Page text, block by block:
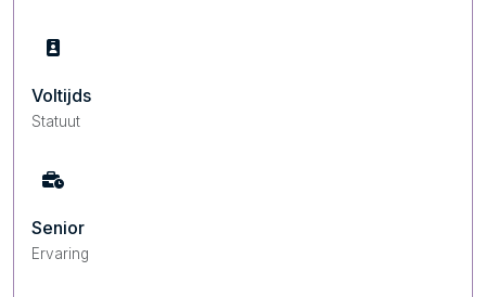
Voltijds
Statuut
Senior
Ervaring